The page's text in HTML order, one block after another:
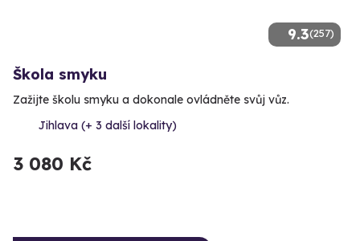
9.3(257)
Škola smyku
Zažijte školu smyku a dokonale ovládněte svůj vůz.
Jihlava (+ 3 další lokality)
3 080 Kč